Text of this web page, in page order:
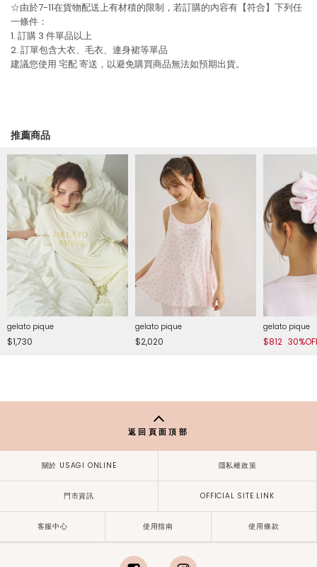
☆由於7-11在貨物配送上有材積的限制，若訂購的內容有【符合】下列任
一條件：
1. 訂購 3 件單品以上
2. 訂單包含大衣、毛衣、連身裙等單品
建議您使用 宅配寄送，以避免購買商品無法如預期出貨。
推薦商品
gelato pique
$1,730
gelato pique
$2,020
gelato pique
$812
返回頁面頂部
關於 USAGI ONLINE 隱私權政策
門市資訊 OFFICIAL SITE LINK
客服中心 使用指南 使用條款